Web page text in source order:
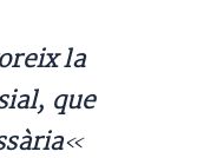
la
que
«